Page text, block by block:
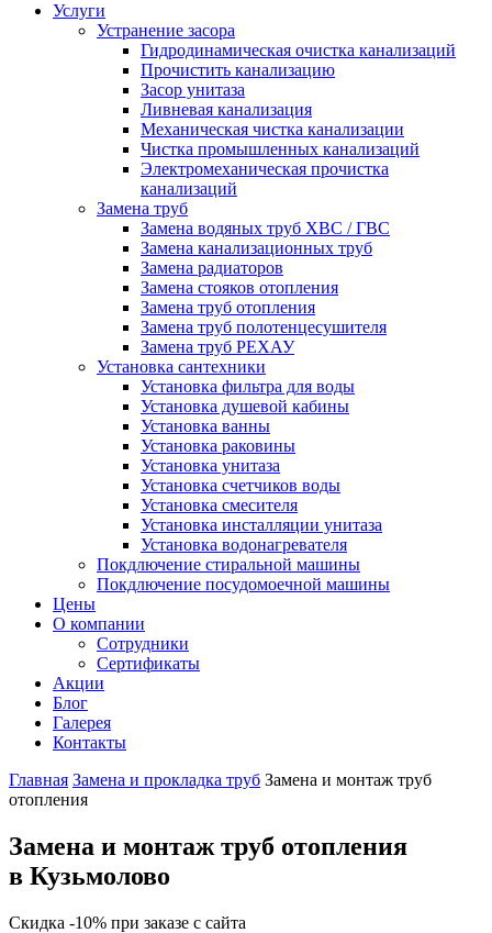
Услуги
Устранение засора
Гидродинамическая очистка канализаций
Прочистить канализацию
Засор унитаза
Ливневая канализация
Механическая чистка канализации
Чистка промышленных канализаций
Электромеханическая прочистка
канализаций
Замена труб
Замена водяных труб ХВС / ГВС
Замена канализационных труб
Замена радиаторов
Замена стояков отопления
Замена труб отопления
Замена труб полотенцесушителя
Замена труб РЕХАУ
Установка сантехники
Установка фильтра для воды
Установка душевой кабины
Установка ванны
Установка раковины
Установка унитаза
Установка счетчиков воды
Установка смесителя
Установка инсталляции унитаза
Установка водонагревателя
Покдлючение стиральной машины
Покдлючение посудомоечной машины
Цены
О компании
Сотрудники
Сертификаты
Акции
Блог
Галерея
Контакты
Главная Замена и прокладка труб Замена и монтаж труб
отопления
Замена и монтаж труб отопления
в Кузьмолово
Скидка -10% при заказе с сайта